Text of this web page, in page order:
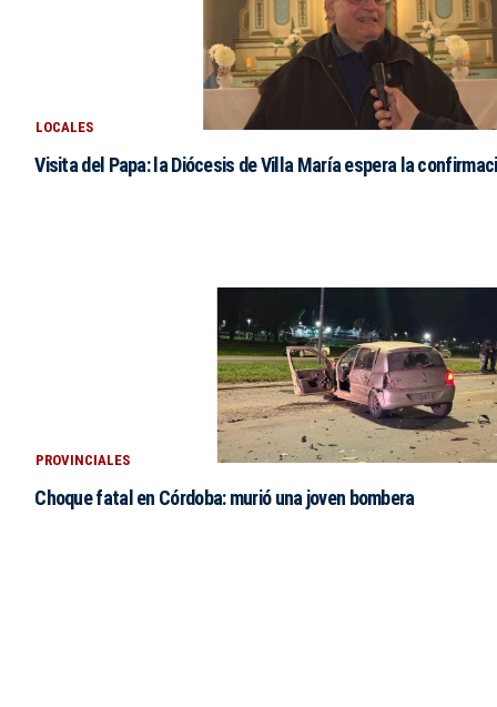
LOCALES
Visita del Papa: la Diócesis de Villa María espera la
PROVINCIALES
Choque fatal en Córdoba: murió una joven bombera